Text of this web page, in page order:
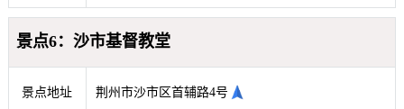
景点6：沙市基督教堂
景点地址 荆州市沙市区首辅路4号